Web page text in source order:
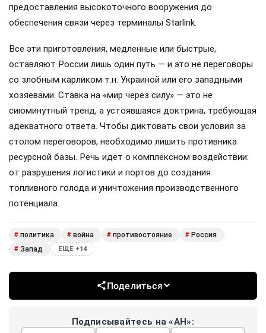
предоставления высокоточного вооружения до
обеспечения связи через терминалы Starlink.
Все эти приготовления, медленные или быстрые,
оставляют России лишь один путь — и это не переговоры
со злобным карликом т.н. Украиной или его западными
хозяевами. Ставка на «мир через силу» — это не
сиюминутный тренд, а устоявшаяся доктрина, требующая
адекватного ответа. Чтобы диктовать свои условия за
столом переговоров, необходимо лишить противника
ресурсной базы. Речь идет о комплексном воздействии:
от разрушения логистики и портов до создания
топливного голода и уничтожения производственного
потенциала.
# политика # война # противостояние # Россия
# Запад ЕЩЕ +14
Поделиться
Подписывайтесь на «АН»: